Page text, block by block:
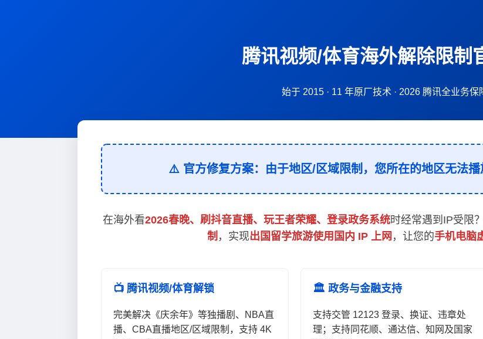
腾讯视频/体育海外解除限制
始于 2015 · 11 年原厂技术 · 2026 腾讯全业务保
⚠️ 官方修复方案：由于地区/区域限制，您所在的地区无法
在海外看2026春晚、刷抖音直播、玩王者荣耀、登录政务系统时经常遇到IP受限
制 ，实现出国留学旅游使用国内 IP 上网 ，让您的手机电脑
📺 腾讯视频/体育解锁
完美解决《庆余年》等独播剧、NBA直
播、CBA直播地区/区域限制，支持 4K
🏛️ 政务与金融支持
支持交管 12123 登录、换证、违章处
理；支持同花顺、通达信、知网及国家